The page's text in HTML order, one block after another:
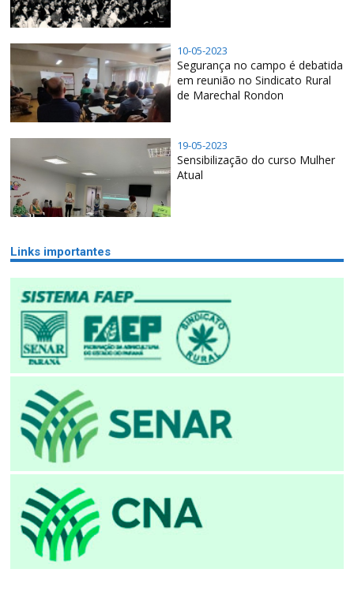
10-05-2023
Segurança no campo é debatida
em reunião no Sindicato Rural
de Marechal Rondon
19-05-2023
Sensibilização do curso Mulher
Atual
Links importantes